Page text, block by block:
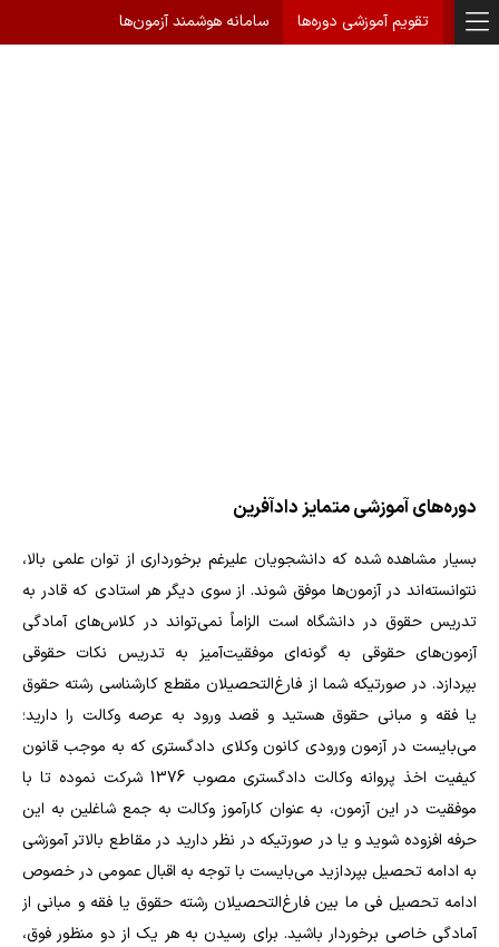
تقویم آموزشی دوره‌ها
سامانه هوشمند آزمون‌ها
دوره‌های آموزشی متمایز دادآفرین
بسیار مشاهده شده كه دانشجویان علیرغم برخورداری از توان علمی بالا،
نتوانسته‌اند در آزمون‌ها موفق شوند. از سوی دیگر هر استادی كه قادر به
تدریس حقوق در دانشگاه است الزاماً نمی‌تواند در كلاس‌های آمادگی
آزمون‌های حقوقی به گونه‌ای موفقیت‌آمیز به تدریس نكات حقوقی
بپردازد. در صورتیکه شما از فارغ‌التحصیلان مقطع کارشناسی رشته حقوق
يا فقه و مباني حقوق هستید و قصد ورود به عرصه وکالت را دارید؛
می‌بایست در آزمون ورودي كانون وكلاي دادگستري که به موجب قانون
كيفيت اخذ پروانه وكالت دادگستري مصوب 1376 شرکت نموده تا با
موفقیت در این آزمون، به عنوان كارآموز وكالت به جمع شاغلين به اين
حرفه افزوده شوید و یا در صورتیکه در نظر دارید در مقاطع بالاتر آموزشی
به ادامه تحصیل بپردازید می‌بایست با توجه به اقبال عمومی در خصوص
ادامه تحصیل فی ما بین فارغ‌التحصیلان رشته حقوق یا فقه و مبانی از
آمادگی خاصی برخوردار باشید. براي رسيدن به هر يك از دو منظور فوق،